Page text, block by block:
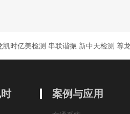
凯时亿美检测 串联谐振 新中天检测 尊
案例与应用